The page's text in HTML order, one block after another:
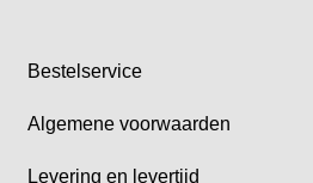
Bestelservice
Algemene voorwaarden
Levering en levertijd